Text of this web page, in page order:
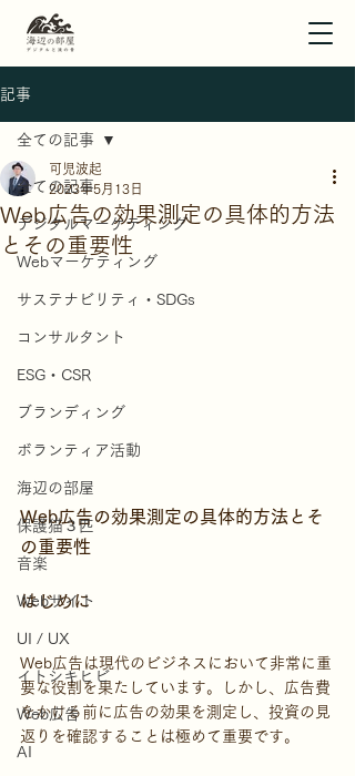
記事
全ての記事
デジタルマーケティング
Webマーケティング
サステナビリティ・SDGs
コンサルタント
ESG・CSR
ブランディング
ボランティア活動
海辺の部屋
保護猫３匹
音楽
Webサイト
UI / UX
イトシキヒビ
Web広告
AI
全ての記事
Web広告の効果測定の具体的方法
とその重要性
可児波起
2023年5月13日
Web広告の効果測定の具体的方法とそ
の重要性
はじめに
Web広告は現代のビジネスにおいて非常に重
要な役割を果たしています。しかし、広告費
をかける前に広告の効果を測定し、投資の見
返りを確認することは極めて重要です。